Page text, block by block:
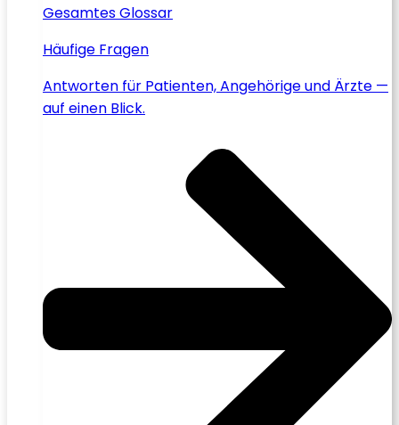
Gesamtes Glossar
Häufige Fragen
Antworten für Patienten, Angehörige und Ärzte —
auf einen Blick.